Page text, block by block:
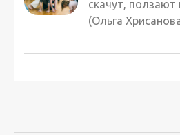
скачут,
(Ольга